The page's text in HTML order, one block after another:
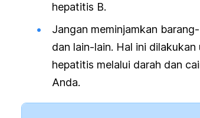
hepatitis B.
Jangan meminjamkan
dan lain-lain. Hal ini
hepatitis melalui darah dan
Anda.